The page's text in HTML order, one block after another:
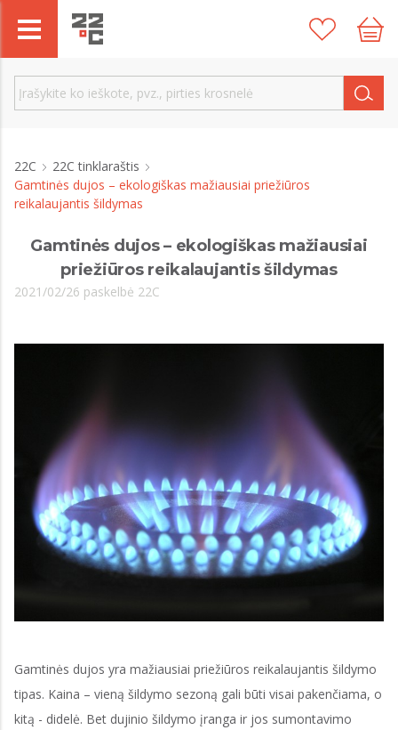
22C
22C tinklaraštis
Gamtinės dujos – ekologiškas mažiausiai priežiūros
reikalaujantis šildymas
Gamtinės dujos – ekologiškas mažiausiai
priežiūros reikalaujantis šildymas
2021/02/26 paskelbė 22C
Gamtinės dujos yra mažiausiai priežiūros reikalaujantis šildymo
tipas. Kaina – vieną šildymo sezoną gali būti visai pakenčiama, o
kitą - didelė. Bet dujinio šildymo įranga ir jos sumontavimo